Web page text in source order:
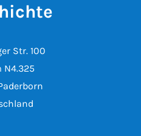
Str. 100
N4.325